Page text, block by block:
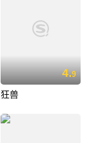
4.9
狂兽